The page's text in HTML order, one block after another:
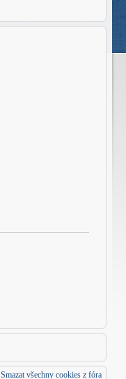
Smazat všechny cookies z fóra